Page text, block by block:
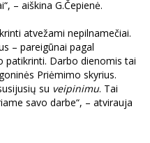
– aiškina G.Čepienė.
atvežami nepilnamečiai.
– pareigūnai pagal
Darbo dienomis tai
Priėmimo skyrius.
su veipinimu. Tai
savo darbe“, – atvirauja